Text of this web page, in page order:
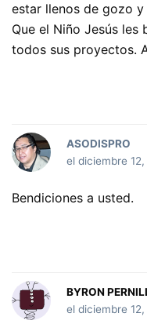
estar llenos de gozo
Que el Niño Jesús les
todos sus proyectos.
ASODISPRO
el diciembre
Bendiciones a usted.
BYRON
el diciembre